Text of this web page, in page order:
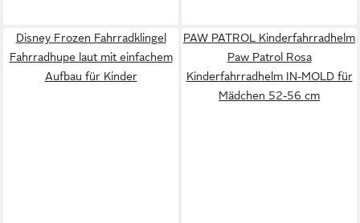
Disney Frozen Fahrradklingel
Fahrradhupe laut mit einfachem
Aufbau für Kinder
PAW PATROL Kinderfahrradhelm
Paw Patrol Rosa
Kinderfahrradhelm IN-MOLD für
Mädchen 52-56 cm